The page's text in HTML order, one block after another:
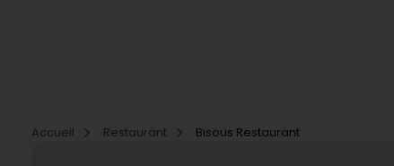
Accueil
Restaurant Bisous Restaurant